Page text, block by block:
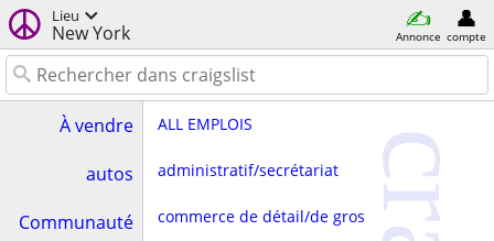
Lieu
New York Annonce compte
À vendre
autos
Communauté
ALL EMPLOIS
administratif/secrétariat
commerce de détail/de gros